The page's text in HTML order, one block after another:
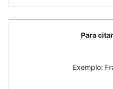
Para
Exemplo: